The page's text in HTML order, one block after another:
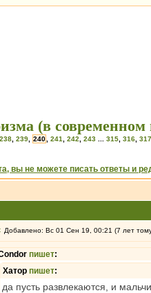
(в современном
238 239 240 241 242 243 315 316 317
Добавлено: Вс 01 Сен 19, 00:21 (7 лет
пишет:
Хатор пишет:
да пусть развлекаются, и